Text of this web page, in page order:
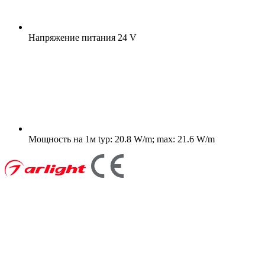
Напряжение питания 24 V
Мощность на 1м typ: 20.8 W/m; max: 21.6 W/m